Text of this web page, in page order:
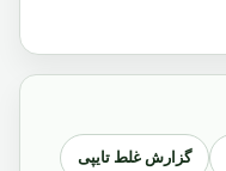
گزارش غلط تایپی